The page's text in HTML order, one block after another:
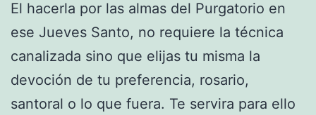
El hacerla por las almas del Purgatorio en
ese Jueves Santo, no requiere la técnica
canalizada sino que elijas tu misma la
devoción de tu preferencia, rosario,
santoral o lo que fuera. Te servira para ello